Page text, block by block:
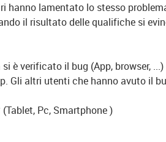
lamentato lo stesso
il risultato delle qualifiche si
è verificato il bug (App, browser, ...)
Gli altri utenti che hanno avuto il
Pc, Smartphone )